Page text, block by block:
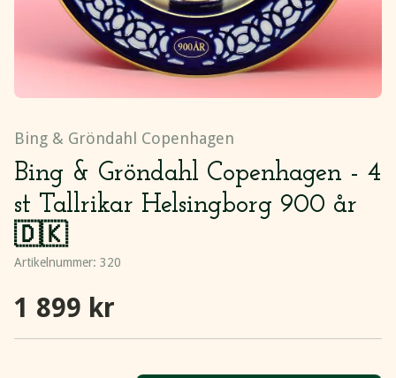
Bing & Gröndahl Copenhagen
Bing & Gröndahl Copenhagen - 4
st Tallrikar Helsingborg 900 år
🇩🇰
Artikelnummer: 320
1 899 kr